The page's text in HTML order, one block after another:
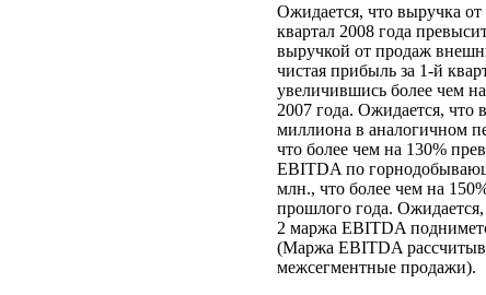
Ожидается, что выручка
квартал 2008 года
выручкой от продаж
чистая прибыль за 1-й
увеличившись более чем
2007 года. Ожидается, что
миллиона в аналогичном
что более чем на 130%
EBITDA по
млн., что более чем на
прошлого года. Ожидается,
2 маржа EBITDA
(Маржа EBITDA
межсегментные продажи).